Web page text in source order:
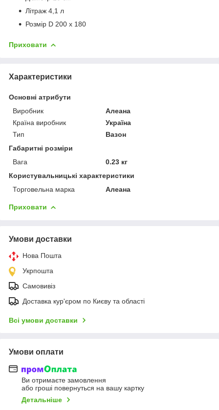
Літраж 4,1 л
Розмір D 200 x 180
Приховати
Характеристики
Основні атрибути
Виробник
Алеана
Країна виробник
Україна
Тип
Вазон
Габаритні розміри
Вага
0.23 кг
Користувальницькі характеристики
Торговельна марка
Алеана
Приховати
Умови доставки
Нова Пошта
Укрпошта
Самовивіз
Доставка кур'єром по Києву та області
Всі умови доставки
Умови оплати
Ви отримаєте замовлення
або гроші повернуться на вашу картку
Детальніше